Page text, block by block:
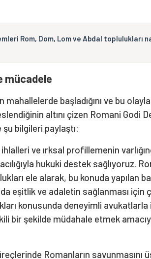
Rom, Dom, Lom ve Abdal toplulukları
mücadele
başladığını ve bu
altını çizen Romani Godi
bilgileri paylaştı:
ve ırksal profillemenin
hukuki destek sağlıyoruz.
ele alarak, bu konuda yapılan
eşitlik ve adaletin sağlanması için
konusunda deneyimli
bir şekilde müdahale etmek
Romanların savunmasını